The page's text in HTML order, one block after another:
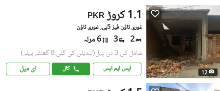
12
PKR 1.1 کروڑ
غوری ٹاؤن فیز 5بی, غوری ٹاؤن
2
3 6 مرلہ
شامل کی:3 دن پہل (تبدیلی کی گئی:8 گھنٹے پہلے)
ایس ایم ایس کال ای میل